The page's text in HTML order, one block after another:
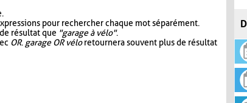
pour rechercher chaque mot séparément.
résultat que "garage à vélo".
OR. garage OR véloretournera souvent plus de résultat